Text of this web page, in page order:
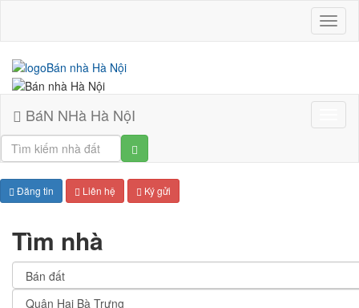
BáN
NHà
nhà
Nội
BáN NHà Hà NộI
Đăng tin Liên hệ Ký gửi
Tìm nhà